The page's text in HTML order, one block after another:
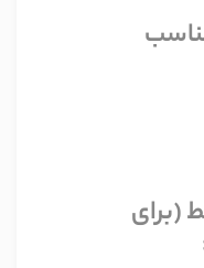
(برای